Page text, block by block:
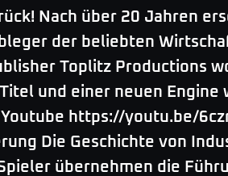
Nach über 20 Jahren
der beliebten
Toplitz Productions
und einer neuen Engine
https://youtu.be/
Die Geschichte von
übernehmen die